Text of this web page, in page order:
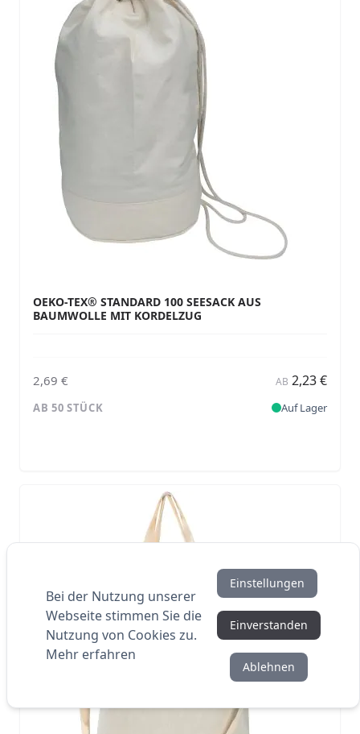
OEKO-TEX® STANDARD 100 SEESACK AUS
BAUMWOLLE MIT KORDELZUG
2,69 € AB 2,23 €
AB 50 STÜCK Auf Lager
Bei der Nutzung unserer
Webseite stimmen Sie die
Nutzung von Cookies zu.
Mehr erfahren
Einstellungen
Einverstanden
Ablehnen